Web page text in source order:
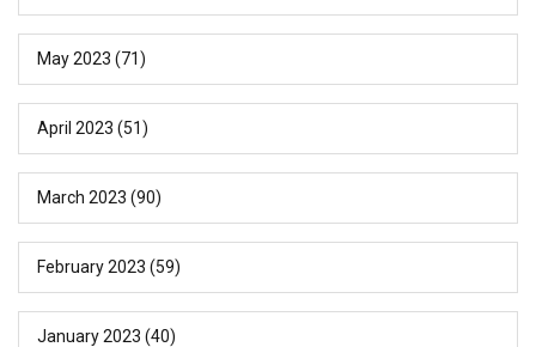
May 2023 (71)
April 2023 (51)
March 2023 (90)
February 2023 (59)
January 2023 (40)